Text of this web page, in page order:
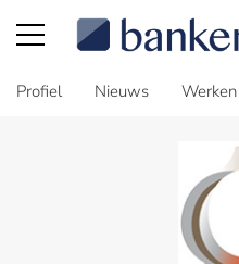
Profiel Nieuws